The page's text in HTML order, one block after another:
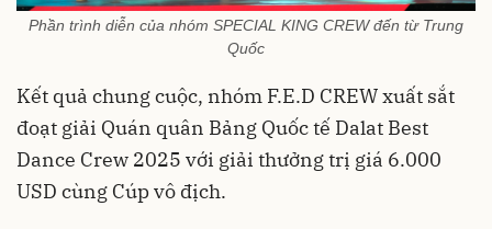
Phần trình diễn của nhóm SPECIAL KING CREW đến từ Trung
Quốc
Kết quả chung cuộc, nhóm F.E.D CREW xuất sắt
đoạt giải Quán quân Bảng Quốc tế Dalat Best
Dance Crew 2025 với giải thưởng trị giá 6.000
USD cùng Cúp vô địch.